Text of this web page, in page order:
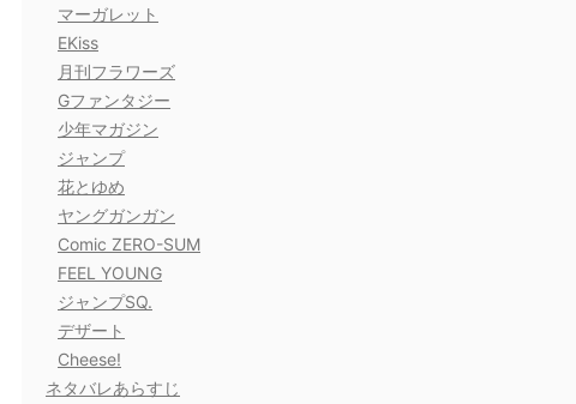
マーガレット
EKiss
月刊フラワーズ
Gファンタジー
少年マガジン
ジャンプ
花とゆめ
ヤングガンガン
Comic ZERO-SUM
FEEL YOUNG
ジャンプSQ.
デザート
Cheese!
ネタバレあらすじ